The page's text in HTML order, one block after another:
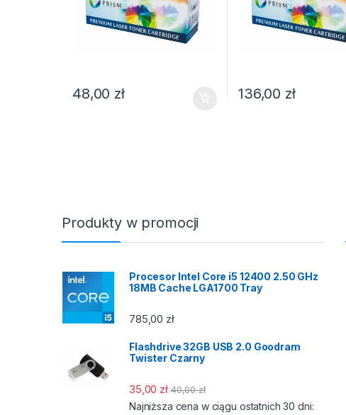
48,00 zł 136,00 zł
Produkty w promocji
Procesor Intel Core i5 12400 2.50 GHz
18MB Cache LGA1700 Tray
785,00 zł
Flashdrive 32GB USB 2.0 Goodram
Twister Czarny
35,00 zł 40,00zł
Najniższa cena w ciągu ostatnich 30 dni: